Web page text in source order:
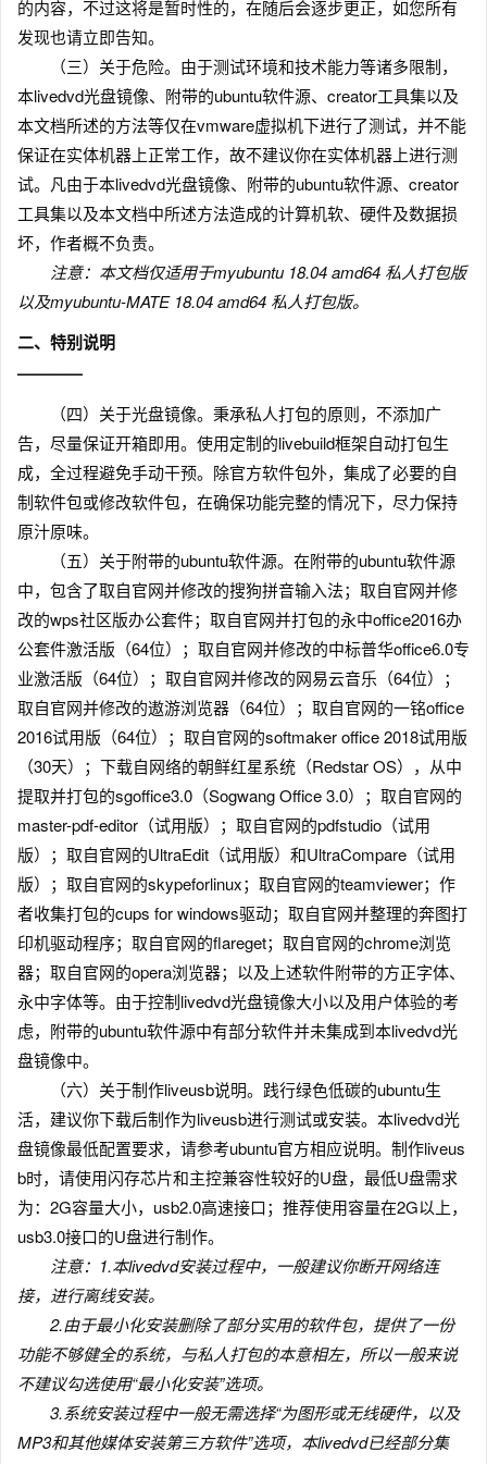
的内容，不过这将是暂时性的，在随后会逐步更正，如您所有
发现也请立即告知。
（三）关于危险。由于测试环境和技术能力等诸多限制，
本livedvd光盘镜像、附带的ubuntu软件源、creator工具集以及
本文档所述的方法等仅在vmware虚拟机下进行了测试，并不能
保证在实体机器上正常工作，故不建议你在实体机器上进行测
试。凡由于本livedvd光盘镜像、附带的ubuntu软件源、creator
工具集以及本文档中所述方法造成的计算机软、硬件及数据损
坏，作者概不负责。
注意：本文档仅适用于myubuntu 18.04 amd64 私人打包版
以及myubuntu-MATE 18.04 amd64 私人打包版。
二、特别说明
————
（四）关于光盘镜像。秉承私人打包的原则，不添加广
告，尽量保证开箱即用。使用定制的livebuild框架自动打包生
成，全过程避免手动干预。除官方软件包外，集成了必要的自
制软件包或修改软件包，在确保功能完整的情况下，尽力保持
原汁原味。
（五）关于附带的ubuntu软件源。在附带的ubuntu软件源
中，包含了取自官网并修改的搜狗拼音输入法；取自官网并修
改的wps社区版办公套件；取自官网并打包的永中office2016办
公套件激活版（64位）；取自官网并修改的中标普华office6.0专
业激活版（64位）；取自官网并修改的网易云音乐（64位）；
取自官网并修改的遨游浏览器（64位）；取自官网的一铭office
2016试用版（64位）；取自官网的softmaker office 2018试用版
（30天）；下载自网络的朝鲜红星系统（Redstar OS），从中
提取并打包的sgoffice3.0（Sogwang Office 3.0）；取自官网的
master-pdf-editor（试用版）；取自官网的pdfstudio（试用
版）；取自官网的UltraEdit（试用版）和UltraCompare（试用
版）；取自官网的skypeforlinux；取自官网的teamviewer；作
者收集打包的cups for windows驱动；取自官网并整理的奔图打
印机驱动程序；取自官网的flareget；取自官网的chrome浏览
器；取自官网的opera浏览器；以及上述软件附带的方正字体、
永中字体等。由于控制livedvd光盘镜像大小以及用户体验的考
虑，附带的ubuntu软件源中有部分软件并未集成到本livedvd光
盘镜像中。
（六）关于制作liveusb说明。践行绿色低碳的ubuntu生
活，建议你下载后制作为liveusb进行测试或安装。本livedvd光
盘镜像最低配置要求，请参考ubuntu官方相应说明。制作liveus
b时，请使用闪存芯片和主控兼容性较好的U盘，最低U盘需求
为：2G容量大小，usb2.0高速接口；推荐使用容量在2G以上，
usb3.0接口的U盘进行制作。
注意：1.本livedvd安装过程中，一般建议你断开网络连
接，进行离线安装。
2.由于最小化安装删除了部分实用的软件包，提供了一份
功能不够健全的系统，与私人打包的本意相左，所以一般来说
不建议勾选使用“最小化安装”选项。
3.系统安装过程中一般无需选择“为图形或无线硬件，以及
MP3和其他媒体安装第三方软件”选项，本livedvd已经部分集